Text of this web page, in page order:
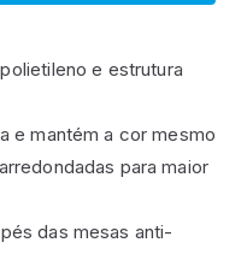
e estrutura
e mantém a cor mesmo
para maior
das mesas anti-